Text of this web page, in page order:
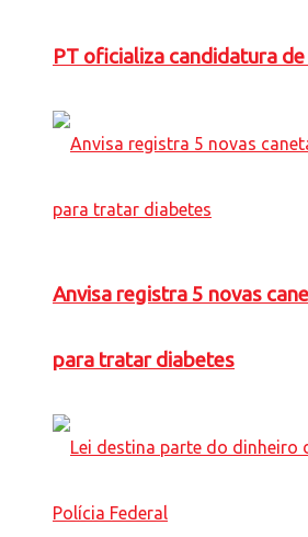
PT oficializa candidatura
Anvisa registra 5 novas
para tratar diabetes